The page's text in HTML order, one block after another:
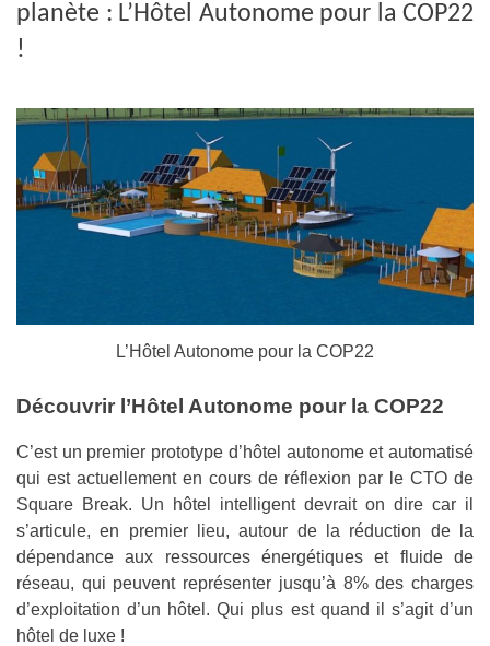
planète : L’Hôtel Autonome pour la COP22
!
L’Hôtel Autonome pour la COP22
Découvrir l’Hôtel Autonome pour la COP22
C’est un premier prototype d’hôtel autonome et automatisé
qui est actuellement en cours de réflexion par le CTO de
Square Break. Un hôtel intelligent devrait on dire car il
s’articule, en premier lieu, autour de la réduction de la
dépendance aux ressources énergétiques et fluide de
réseau, qui peuvent représenter jusqu’à 8% des charges
d’exploitation d’un hôtel. Qui plus est quand il s’agit d’un
hôtel de luxe !